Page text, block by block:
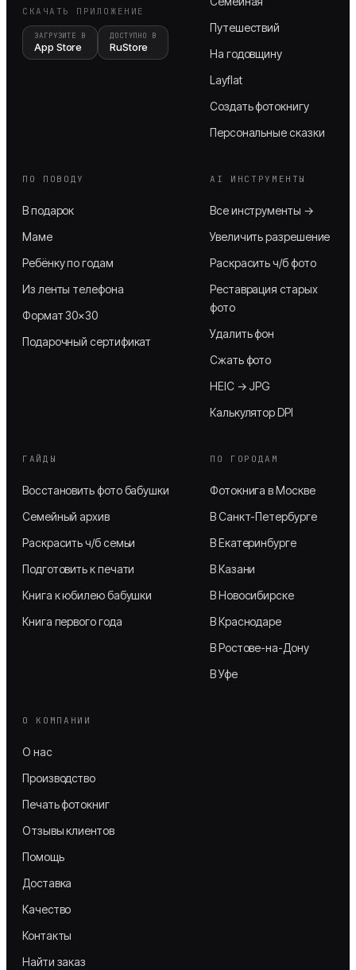
СКАЧАТЬ ПРИЛОЖЕНИЕ
ЗАГРУЗИТЕ В
App Store
ДОСТУПНО В
RuStore
Путешествий
На годовщину
Layflat
Создать фотокнигу
Персональные сказки
ПО ПОВОДУ
В подарок
Маме
Ребёнку по годам
Из ленты телефона
Формат 30×30
Подарочный сертификат
AI ИНСТРУМЕНТЫ
Все инструменты →
Увеличить разрешение
Раскрасить ч/б фото
Реставрация старых
фото
Удалить фон
Сжать фото
HEIC → JPG
Калькулятор DPI
ГАЙДЫ
Восстановить фото бабушки
Семейный архив
Раскрасить ч/б семьи
Подготовить к печати
Книга к юбилею бабушки
Книга первого года
ПО ГОРОДАМ
Фотокнига в Москве
В Санкт-Петербурге
В Екатеринбурге
В Казани
В Новосибирске
В Краснодаре
В Ростове-на-Дону
В Уфе
О КОМПАНИИ
О нас
Производство
Печать фотокниг
Отзывы клиентов
Помощь
Доставка
Качество
Контакты
Найти заказ